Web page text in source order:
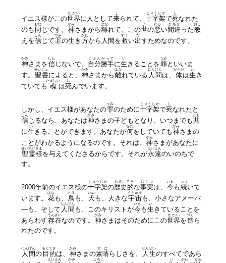
イエス様がこの世界
せかい
に人として来
こ
られて、十字架
じゅうじか
で死
し
なれた
のも 同
おな
じです。 神
かみ
さまから 離
はな
れて、この世
よ
の悪
わる
い間違
まちが
った教
おし
えを信
しん
じて罪
つみ
の生き 方
かた
から人間を救
すく
い出
だ
すためなのです。
神
かみ
さまを信
しん
じないで、 自分
じぶん
勝手
かって
に生
い
きることを罪
つみ
といいま
す。 聖書
せいしょ
によると、 神
かみ
さまから 離
はな
れている 人間
にんげん
は、 体
からだ
は生
い
き
ていても 魂
たましい
は死
し
んでいます。
しかし、イエス様があなたの罪
つみ
のために十字架
じゅうじか
で死
し
なれたと
信
しん
じるなら、あなたは神
かみ
さまの子どもとなり、いつまでも 共
とも
に生
い
きることができます。あなたが何
なに
をしていても 神
かみ
さまの
ことがわかるようになるのです。それは、 神
かみ
さまがあなたに
聖霊
せいれい
様
さま
を与えてくださるからです。それが永遠
えいえん
のいのちで
す。
2000年前のイエス様の十字架
じゅうじか
の歴史的
れきしてき
な事実
じじつ
は、 今
いま
も 続
つづ
いて
います。 花
はな
も、 鳥
とり
も、 犬
いぬ
も、大きな宇宙
うちゅう
も、小さなアメーバ
―も、そして 人間
にんげん
も、このキリストが今
いま
も生
い
きていることを
あらわす存在
そんざい
なのです。 神
かみ
さまはそのためにこの世界
せかい
を造
つく
ら
れたのです。
人間
にんげん
の 目的
もくてき
は、 神
かみ
さまの素晴
すば
らしさを、 人生
じんせい
のすべてであら
えいえん かみ よろこ い かた かみ